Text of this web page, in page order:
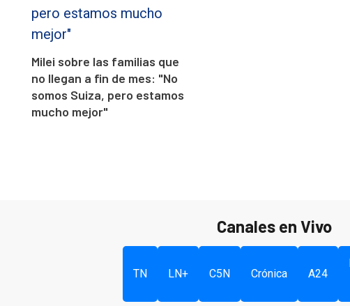
Milei sobre las familias que
no llegan a fin de mes: "No
somos Suiza, pero estamos
mucho mejor"
Canales en Vivo
TN LN+ C5N Crónica A24